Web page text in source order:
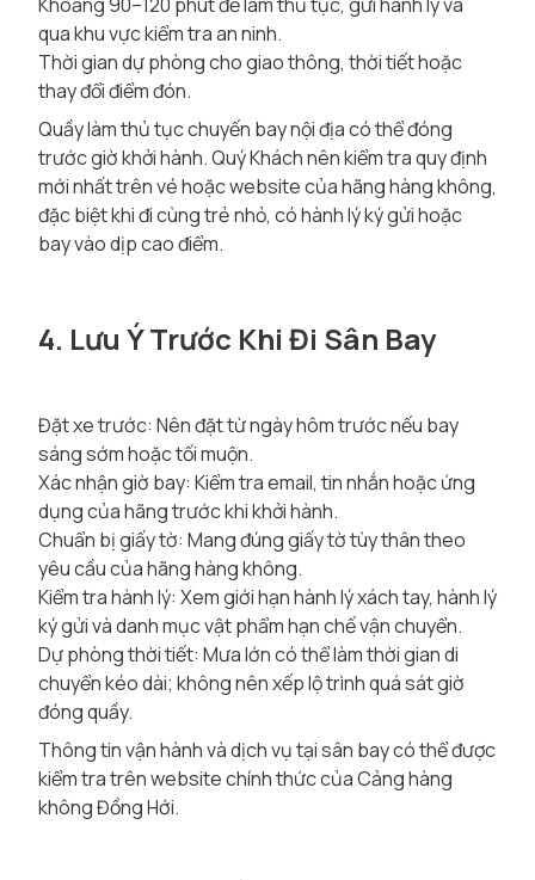
qua khu vực kiểm tra an ninh.
Thời gian dự phòng cho giao thông, thời tiết hoặc
thay đổi điểm đón.
Quầy làm thủ tục chuyến bay nội địa có thể đóng
trước giờ khởi hành. Quý Khách nên kiểm tra quy định
mới nhất trên vé hoặc website của hãng hàng không,
đặc biệt khi đi cùng trẻ nhỏ, có hành lý ký gửi hoặc
bay vào dịp cao điểm.
4. Lưu Ý Trước Khi Đi Sân Bay
Đặt xe trước: Nên đặt từ ngày hôm trước nếu bay
sáng sớm hoặc tối muộn.
Xác nhận giờ bay: Kiểm tra email, tin nhắn hoặc ứng
dụng của hãng trước khi khởi hành.
Chuẩn bị giấy tờ: Mang đúng giấy tờ tùy thân theo
yêu cầu của hãng hàng không.
Kiểm tra hành lý: Xem giới hạn hành lý xách tay, hành lý
ký gửi và danh mục vật phẩm hạn chế vận chuyển.
Dự phòng thời tiết: Mưa lớn có thể làm thời gian di
chuyển kéo dài; không nên xếp lộ trình quá sát giờ
đóng quầy.
Thông tin vận hành và dịch vụ tại sân bay có thể được
kiểm tra trênwebsite chính thức của Cảng hàng
không Đồng Hới.